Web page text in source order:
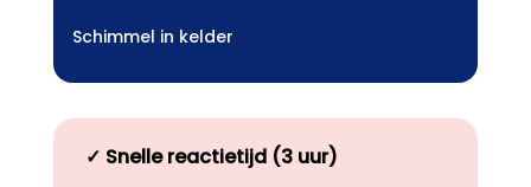
Schimmel in kelder
✓ Snelle reactietijd (3 uur)